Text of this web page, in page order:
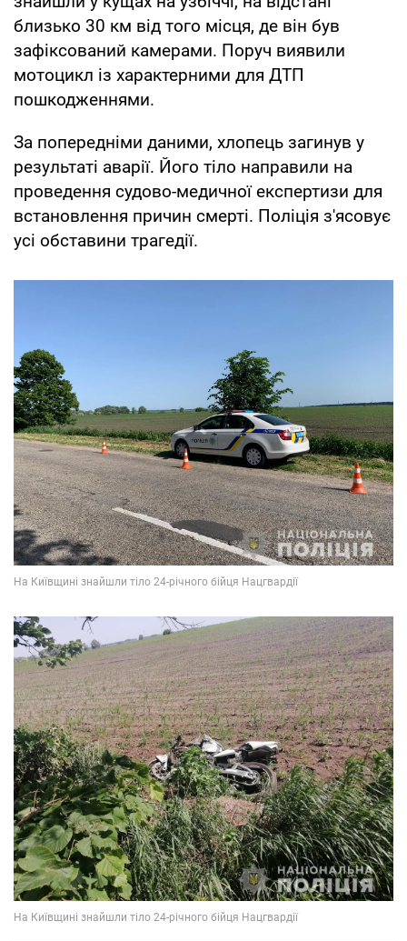
близько 30 км від того місця, де він був
зафіксований камерами. Поруч виявили
мотоцикл із характерними для ДТП
пошкодженнями.
За попередніми даними, хлопець загинув у
результаті аварії. Його тіло направили на
проведення судово-медичної експертизи для
встановлення причин смерті. Поліція з'ясовує
усі обставини трагедії.